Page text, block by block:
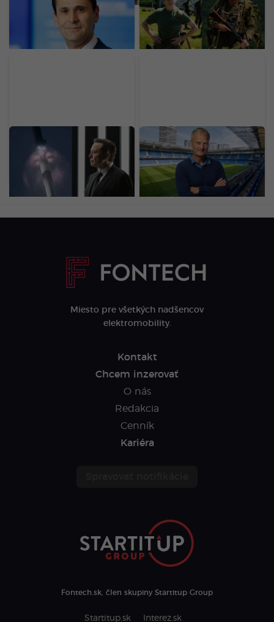
neprebrala konkurencia.
Technologický gigant
rozdáva peniaze
láka ľudí do záloh, stačí ti
základná škola
Raketa SpaceX narazila
do Mesiaca v rýchlosti
takmer 9-tisíc km/h.
NASA okamžite reaguje
68-ročný fyziológ trénuje
futbalovú elitu metódou
10-20-30. Trvá 20 minút
a nahradí hodiny behu
Miesto pre všetkých nadšencov
elektromobility.
Kontakt
Chcem inzerovať
O nás
Redakcia
Cenník
Kariéra
Fontech.sk, člen skupiny Startitup Group
Startitup.sk Interez.sk